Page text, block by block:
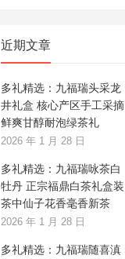
近期文章
多礼精选：九福瑞头采龙
井礼盒 核心产区手工采摘
鲜爽甘醇耐泡绿茶礼
2026 年 1 月 28 日
多礼精选：九福瑞咏茶白
牡丹 正宗福鼎白茶礼盒装
茶中仙子花香毫香新茶
2026 年 1 月 28 日
多礼精选：九福瑞随喜滇